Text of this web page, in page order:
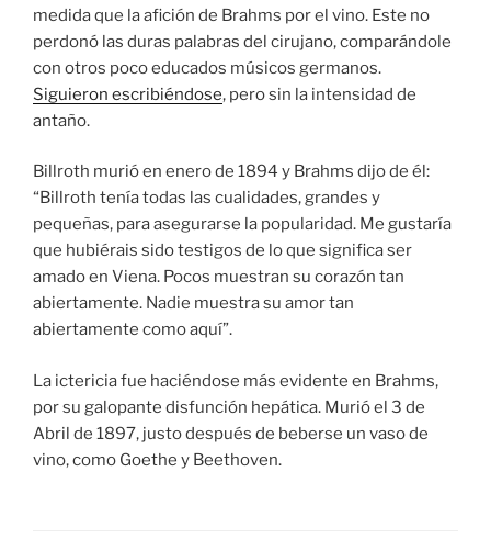
medida que la afición de Brahms por el vino. Este no
perdonó las duras palabras del cirujano, comparándole
con otros poco educados músicos germanos.
Siguieron escribiéndose, pero sin la intensidad de
antaño.
Billroth murió en enero de 1894 y Brahms dijo de él:
“Billroth tenía todas las cualidades, grandes y
pequeñas, para asegurarse la popularidad. Me gustaría
que hubiérais sido testigos de lo que significa ser
amado en Viena. Pocos muestran su corazón tan
abiertamente. Nadie muestra su amor tan
abiertamente como aquí”.
La ictericia fue haciéndose más evidente en Brahms,
por su galopante disfunción hepática. Murió el 3 de
Abril de 1897, justo después de beberse un vaso de
vino, como Goethe y Beethoven.